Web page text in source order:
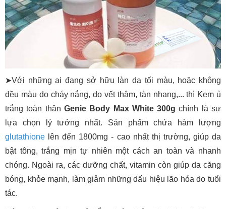
➤Với những ai đang sở hữu làn da tối màu, hoặc không
đều màu do cháy nắng, do vết thâm, tàn nhang,... thì Kem ủ
trắng toàn thân Genie Body Max White 300g chính là sự
lựa chọn lý tưởng nhất. Sản phẩm chứa hàm lượng
glutathione lên đến 1800mg - cao nhất thị trường, giúp da
bật tông, trắng mịn tự nhiên một cách an toàn và nhanh
chóng. Ngoài ra, các dưỡng chất, vitamin còn giúp da căng
bóng, khỏe mạnh, làm giảm những dấu hiệu lão hóa do tuổi
tác.